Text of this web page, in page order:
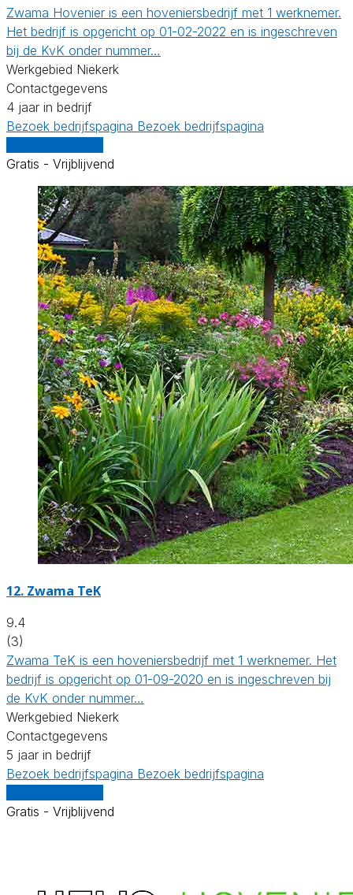
Zwama Hovenier is een hoveniersbedrijf met 1 werknemer.
Het bedrijf is opgericht op 01-02-2022 en is ingeschreven
bij de KvK onder nummer…
Werkgebied Niekerk
Contactgegevens
4 jaar in bedrijf
Bezoek bedrijfspagina Bezoek bedrijfspagina
Gratis - Vrijblijvend
12. Zwama TeK
9.4
(3)
Zwama TeK is een hoveniersbedrijf met 1 werknemer. Het
bedrijf is opgericht op 01-09-2020 en is ingeschreven bij
de KvK onder nummer…
Werkgebied Niekerk
Contactgegevens
5 jaar in bedrijf
Bezoek bedrijfspagina Bezoek bedrijfspagina
Gratis - Vrijblijvend